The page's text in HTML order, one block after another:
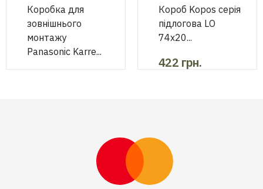
Коробка для
зовнішнього
монтажу
Panasonic Karre...
Короб Kopos серія
підлогова LО
74х20...
422 грн.